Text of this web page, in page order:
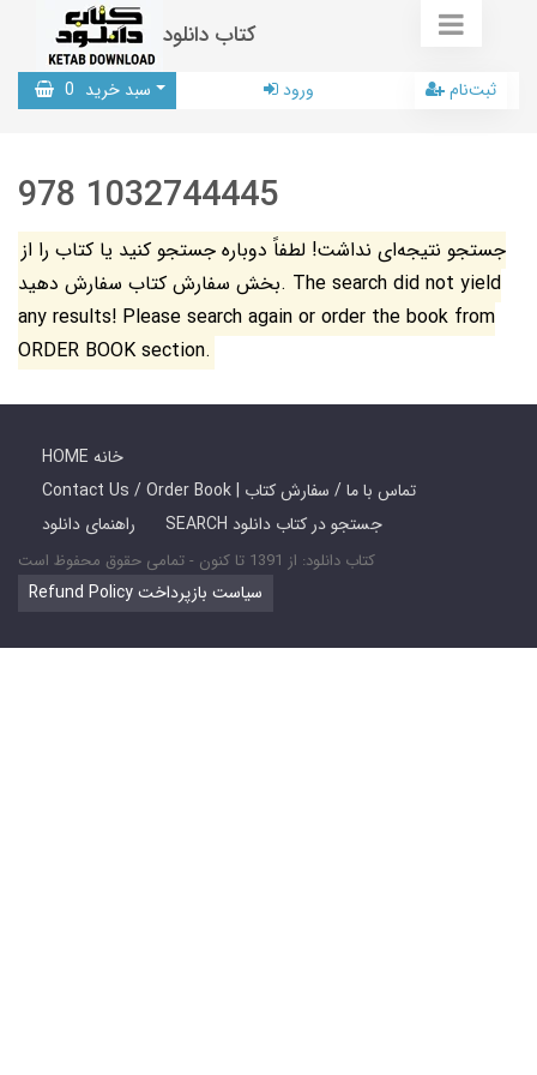
کتاب دانلود
سبد خرید 0 ورود ثبت‌نام
978 1032744445
جستجو نتیجه‌ای نداشت! لطفاً دوباره جستجو کنید یا کتاب را از
بخش سفارش کتاب سفارش دهید. The search did not yield
any results! Please search again or order the book from
ORDER BOOK section.
HOME خانه
Contact Us / Order Book | تماس با ما / سفارش کتاب
راهنمای دانلود
SEARCH جستجو در کتاب دانلود
کتاب دانلود: از 1391 تا کنون - تمامی حقوق محفوظ است
Refund Policy سیاست بازپرداخت